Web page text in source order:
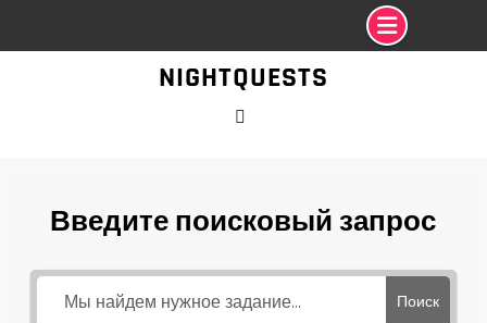
NIGHTQUESTS
Введите поисковый запрос
Поиск